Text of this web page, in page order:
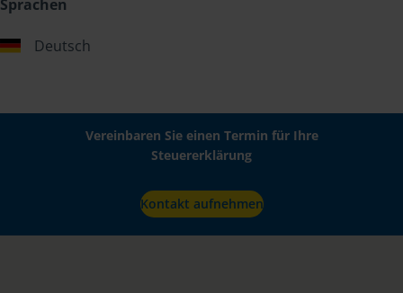
Sprachen
Deutsch
Vereinbaren Sie einen Termin für Ihre
Steuererklärung
Kontakt aufnehmen